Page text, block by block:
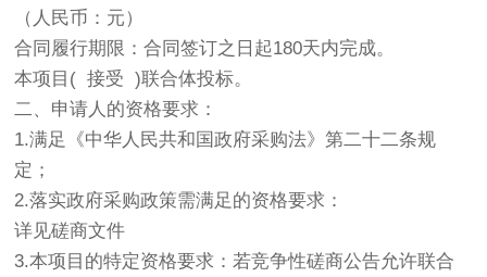
（人民币：元）
合同履行期限：合同签订之日起180天内完成。
本项目( 接受 )联合体投标。
二、申请人的资格要求：
1.满足《中华人民共和国政府采购法》第二十二条规
定；
2.落实政府采购政策需满足的资格要求：
详见磋商文件
3.本项目的特定资格要求：若竞争性磋商公告允许联合